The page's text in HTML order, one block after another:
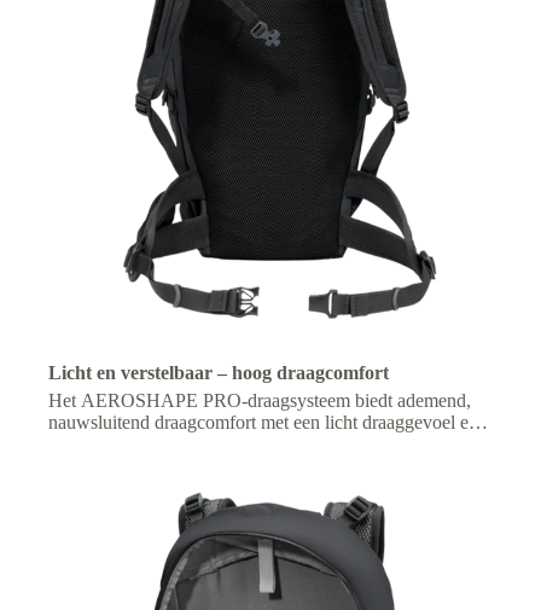
Licht en verstelbaar – hoog draagcomfort
Het AEROSHAPE PRO-draagsysteem biedt ademend,
nauwsluitend draagcomfort met een licht draaggevoel en